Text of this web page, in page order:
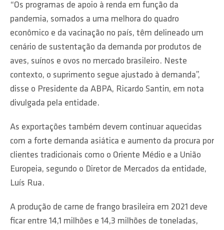
“Os programas de apoio à renda em função da
pandemia, somados a uma melhora do quadro
econômico e da vacinação no país, têm delineado um
cenário de sustentação da demanda por produtos de
aves, suínos e ovos no mercado brasileiro. Neste
contexto, o suprimento segue ajustado à demanda”,
disse o Presidente da ABPA, Ricardo Santin, em nota
divulgada pela entidade.
As exportações também devem continuar aquecidas
com a forte demanda asiática e aumento da procura por
clientes tradicionais como o Oriente Médio e a União
Europeia, segundo o Diretor de Mercados da entidade,
Luís Rua.
A produção de carne de frango brasileira em 2021 deve
ficar entre 14,1 milhões e 14,3 milhões de toneladas,